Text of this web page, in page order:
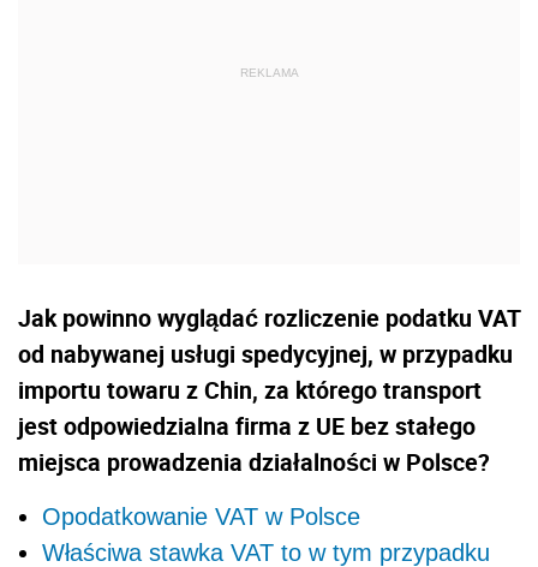
Jak powinno wyglądać rozliczenie podatku VAT
od nabywanej usługi spedycyjnej, w przypadku
importu towaru z Chin, za którego transport
jest odpowiedzialna firma z UE bez stałego
miejsca prowadzenia działalności w Polsce?
Opodatkowanie VAT w Polsce
Właściwa stawka VAT to w tym przypadku